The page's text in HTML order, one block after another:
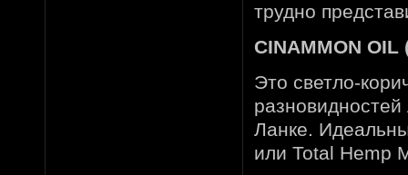
трудно
CINAMMON
Это светло-
Ланке.
или Total Hemp